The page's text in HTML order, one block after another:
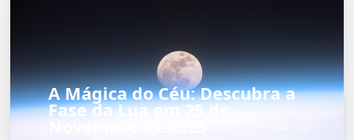
A Mágica do Céu: Descubra a
Fase da Lua em 25 de